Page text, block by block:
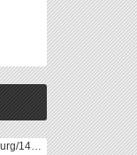
world-weather.ru/pogoda/russia/yekaterinburg/14days/